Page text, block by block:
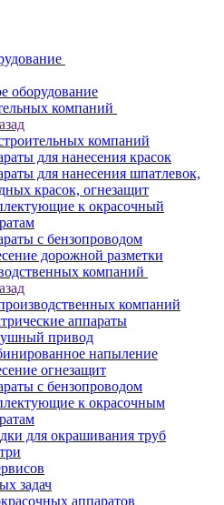
оборудование
компаний
компаний
для нанесения красок
для нанесения шпатлевок,
красок, огнезащит
к окрасочный
с бензопроводом
дорожной разметки
компаний
компаний
аппараты
привод
напыление
огнезащит
с бензопроводом
к окрасочным
для окрашивания труб
задач
аппаратов